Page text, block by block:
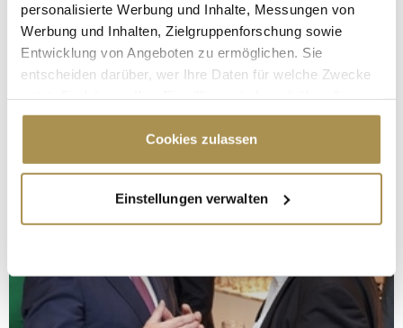
personalisierte Werbung und Inhalte, Messungen von
Werbung und Inhalten, Zielgruppenforschung sowie
Entwicklung von Angeboten zu ermöglichen. Sie
entscheiden darüber, wer Ihre Daten für welche Zwecke
Cookie-Erklärung oder durch Klicken auf das Privacy
Trigger Symbol ändern oder widerrufen
Informationen über Ihre geografische Lage
erfassen, welche bis auf einige Meter genau sein
bestimmten Merkmalen (Fingerprinting) identifizieren
Erfahren Sie mehr darüber, wie Ihre persönlichen Daten
Cookies zulassen
Einstellungen verwalten